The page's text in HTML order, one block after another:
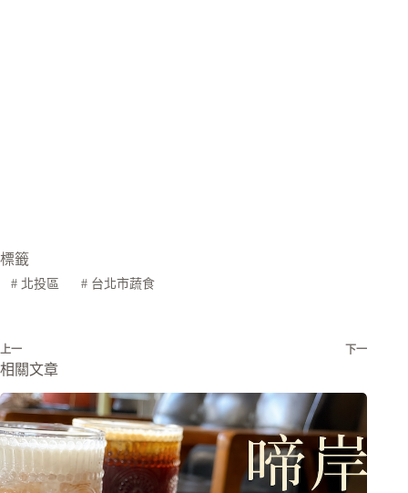
標籤
#北投區 #台北市蔬食
上一 下一
相關文章